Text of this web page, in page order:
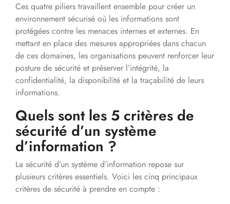
Ces quatre piliers travaillent ensemble pour créer un
environnement sécurisé où les informations sont
protégées contre les menaces internes et externes. En
mettant en place des mesures appropriées dans chacun
de ces domaines, les organisations peuvent renforcer leur
posture de sécurité et préserver l’intégrité, la
confidentialité, la disponibilité et la traçabilité de leurs
informations.
Quels sont les 5 critères de
sécurité d’un système
d’information ?
La sécurité d’un système d’information repose sur
plusieurs critères essentiels. Voici les cinq principaux
critères de sécurité à prendre en compte :